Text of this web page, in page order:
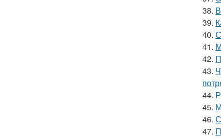
38.
39.
40.
41.
42.
43.
44.
45.
46.
47.